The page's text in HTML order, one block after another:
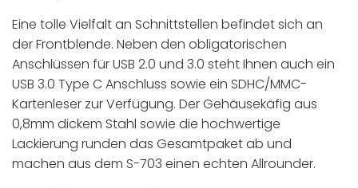
Eine tolle Vielfalt an Schnittstellen befindet sich an
der Frontblende. Neben den obligatorischen
Anschlüssen für USB 2.0 und 3.0 steht Ihnen auch ein
USB 3.0 Type C Anschluss sowie ein SDHC/MMC-
Kartenleser zur Verfügung. Der Gehäusekäfig aus
0,8mm dickem Stahl sowie die hochwertige
Lackierung runden das Gesamtpaket ab und
machen aus dem S-703 einen echten Allrounder.